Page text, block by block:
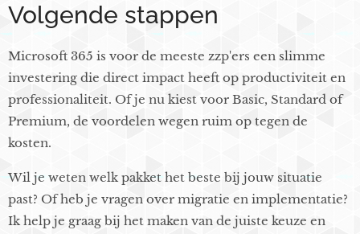
Volgende stappen
Microsoft 365 is voor de meeste zzp'ers een slimme
investering die direct impact heeft op productiviteit en
professionaliteit. Of je nu kiest voor Basic, Standard of
Premium, de voordelen wegen ruim op tegen de
kosten.
Wil je weten welk pakket het beste bij jouw situatie
past? Of heb je vragen over migratie en implementatie?
Ik help je graag bij het maken van de juiste keuze en